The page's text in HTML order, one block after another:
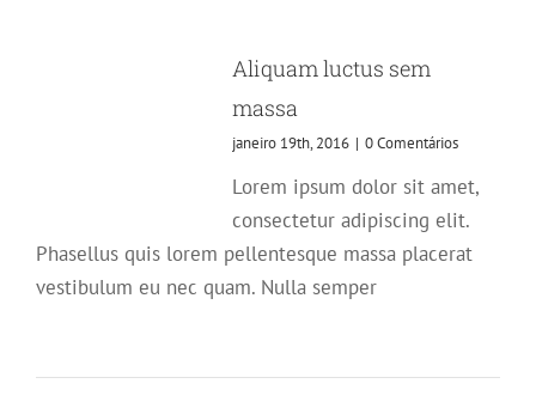
Aliquam luctus sem
massa
janeiro 19th, 2016 | 0 Comentários
Lorem ipsum dolor sit amet,
consectetur adipiscing elit.
Phasellus quis lorem pellentesque massa placerat
vestibulum eu nec quam. Nulla semper